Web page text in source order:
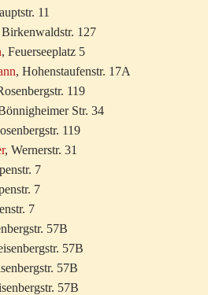
11
127
, Feuerseeplatz 5
, Hohenstaufenstr. 17A
119
Str. 34
119
, Wernerstr. 31
7
7
7
57B
57B
57B
57B